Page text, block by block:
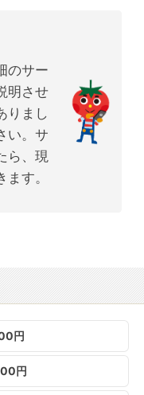
のサー
明させ
りまし
い。サ
ら、現
す。
円
円